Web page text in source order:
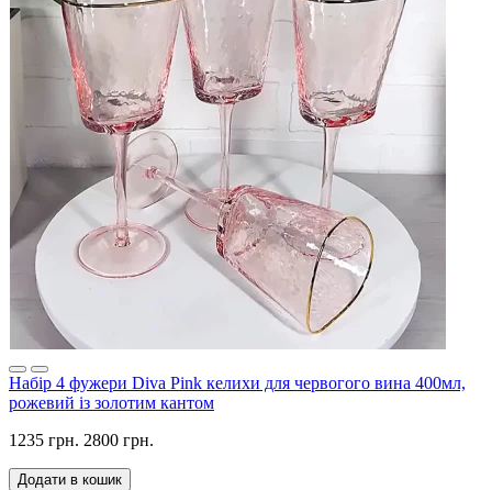
Набір 4 фужери Diva Pink келихи для червогого вина 400мл,
рожевий із золотим кантом
1235 грн. 2800 грн.
Додати в кошик